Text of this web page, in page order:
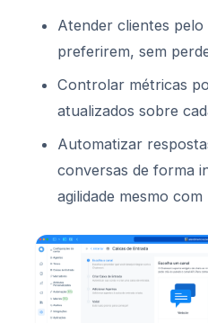
Atender clientes pelo
preferirem, sem
Controlar métricas
atualizados sobre
Automatizar
conversas de forma
agilidade mesmo